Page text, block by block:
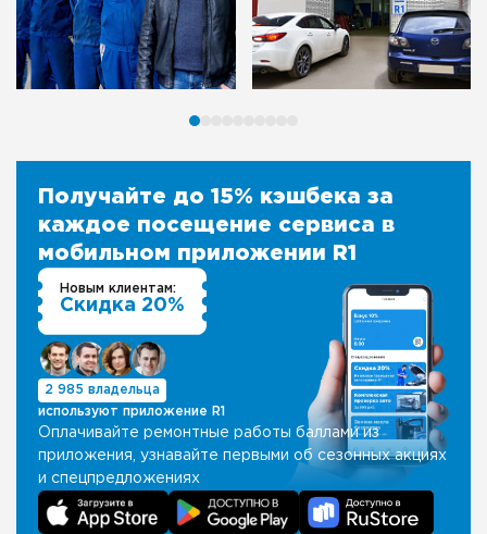
Получайте до 15% кэшбека за
каждое посещение сервиса в
мобильном приложении R1
Оплачивайте ремонтные работы баллами из
приложения, узнавайте первыми об сезонных акциях
и спецпредложениях
Новым клиентам:
Скидка 20%
2 985 владельца
используют приложение R1